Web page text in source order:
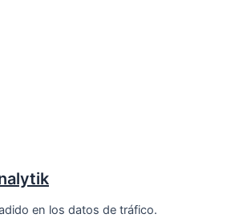
en los datos de tráfico.